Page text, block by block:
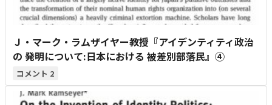
Ｊ・マーク・ラムザイヤー教授『アイデンティティ政治
の 発明について:日本における 被差別部落民』④
2